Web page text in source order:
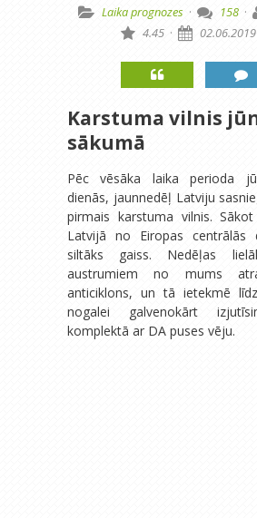
Laika prognozes · 158 ·
4.45 ·
Karstuma vilnis
sākumā
Pēc vēsāka laika perioda
dienās, jaunnedēļ Latviju
pirmais karstuma vilnis.
Latvijā no Eiropas centrālās
siltāks gaiss. Nedēļas
austrumiem no mums
anticiklons, un tā ietekmē
nogalei galvenokārt
komplektā ar DA puses vēju.